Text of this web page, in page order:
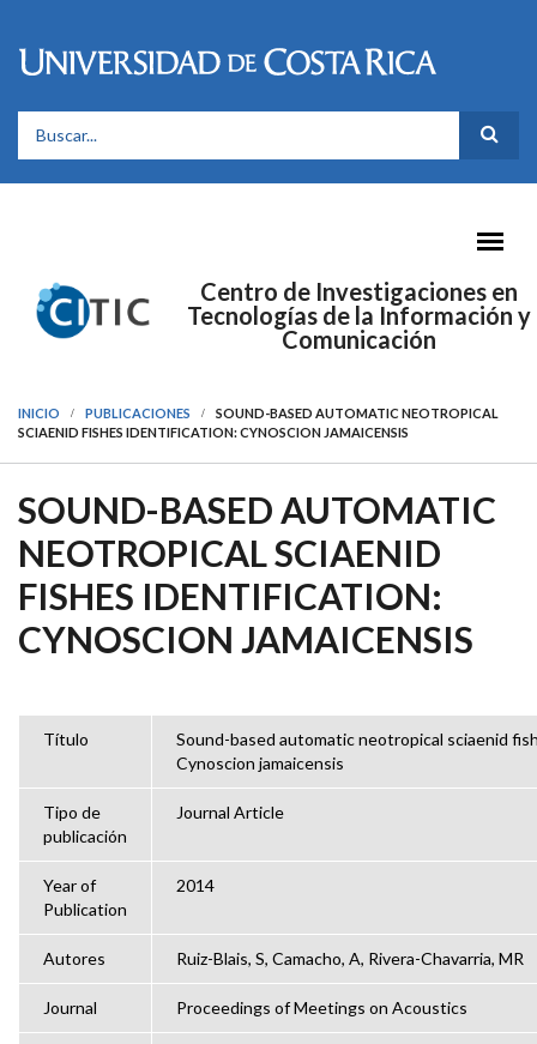
FORMULARIO DE BÚSQUEDA
Centro de Investigaciones en
Tecnologías de la Información y
Comunicación
INICIO PUBLICACIONES
SOUND-BASED AUTOMATIC NEOTROPICAL
SCIAENID FISHES IDENTIFICATION: CYNOSCION JAMAICENSIS
SOUND-BASED AUTOMATIC
NEOTROPICAL SCIAENID
FISHES IDENTIFICATION:
CYNOSCION JAMAICENSIS
Título
Sound-based automatic neotropical sciaenid
Cynoscion jamaicensis
Tipo de
publicación
Journal Article
Year of
Publication
2014
Autores Ruiz-Blais, S, Camacho, A, Rivera-Chavarria, MR
Journal Proceedings of Meetings on Acoustics